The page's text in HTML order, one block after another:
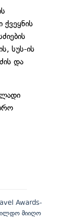
სუს-ის
და
Awards-
მიიღო